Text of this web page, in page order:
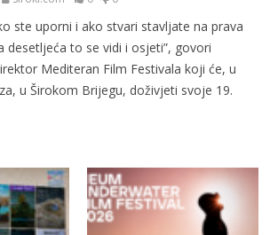
ste uporni i ako stvari stavljate na prava
desetljeća to se vidi i osjeti”, govori
Mediteran Film Festivala koji će, u
u Širokom Brijegu, doživjeti svoje 19.